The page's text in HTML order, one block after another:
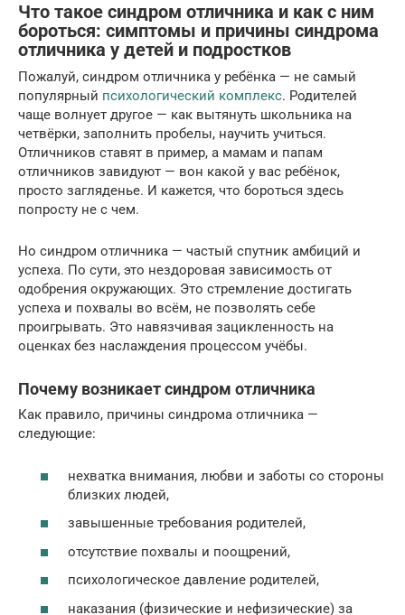
Что такое синдром отличника и как с ним
бороться: симптомы и причины синдрома
отличника у детей и подростков
Пожалуй, синдром отличника у ребёнка — не самый
популярный психологический комплекс. Родителей
чаще волнует другое — как вытянуть школьника на
четвёрки, заполнить пробелы, научить учиться.
Отличников ставят в пример, а мамам и папам
отличников завидуют — вон какой у вас ребёнок,
просто загляденье. И кажется, что бороться здесь
попросту не с чем.
Но синдром отличника — частый спутник амбиций и
успеха. По сути, это нездоровая зависимость от
одобрения окружающих. Это стремление достигать
успеха и похвалы во всём, не позволять себе
проигрывать. Это навязчивая зацикленность на
оценках без наслаждения процессом учёбы.
Почему возникает синдром отличника
Как правило, причины синдрома отличника —
следующие:
нехватка внимания, любви и заботы со стороны
близких людей,
завышенные требования родителей,
отсутствие похвалы и поощрений,
психологическое давление родителей,
наказания (физические и нефизические) за